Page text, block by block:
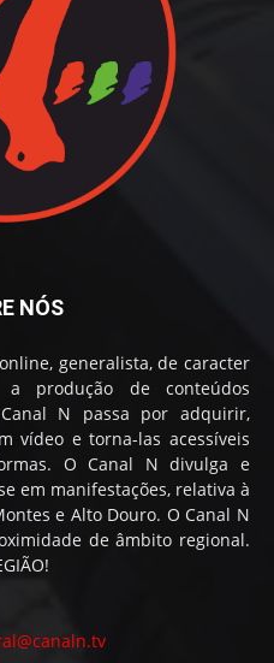
NÓS
generalista, de caracter
a produção de conteúdos
N passa por adquirir,
vídeo e torna-las acessíveis
O Canal N divulga e
em manifestações, relativa à
e Alto Douro. O Canal N
de âmbito regional.